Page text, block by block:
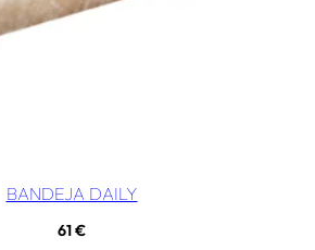
BANDEJA DAILY
61€